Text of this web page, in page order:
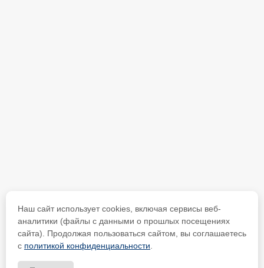
Наш сайт использует cookies, включая сервисы веб-
аналитики (файлы с данными о прошлых посещениях
сайта). Продолжая пользоваться сайтом, вы соглашаетесь
с политикой конфиденциальности